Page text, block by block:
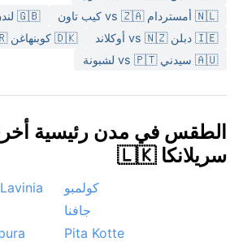
تظل مرتفعة. ينصح بحمل ملابس قطنية
معطف واقٍ من المطر، إلى جانب واقٍ
ومروحة محمولة.
ومارس، عندما يكون الطقس أكثر جفافاً
بالتجول في القلعة والاستمتاع بالشواطئ.
بظاهرة الأمطار الموسمية الغزيرة التي
محلية مفاجئة، خاصة في مايو وأكتوبر.
مصحوبة بعواصف رعدية خلال موسم
الجنوبية الغربية، لكنها غالباً ما تكون
المطر، تعود السماء زرقاء صافية وتتلألأ
تحت شمس استوائية دافئة، مما يمنح
🇳🇱 أمستردام vs 🇿🇦 كيب تاون
🇬🇧 لندن vs 🇯🇵 Osaka
🇮🇪 دبلن vs 🇳🇿 أوكلاند
🇩🇰 كوبنهاغن vs 🇬🇷 أثينا
🇦🇺 سيدني vs 🇵🇹 لشبونة
الطقس في مدن رئيسية
سريلانكا 🇱🇰
كولمبو
جافنا
Pita Kotte